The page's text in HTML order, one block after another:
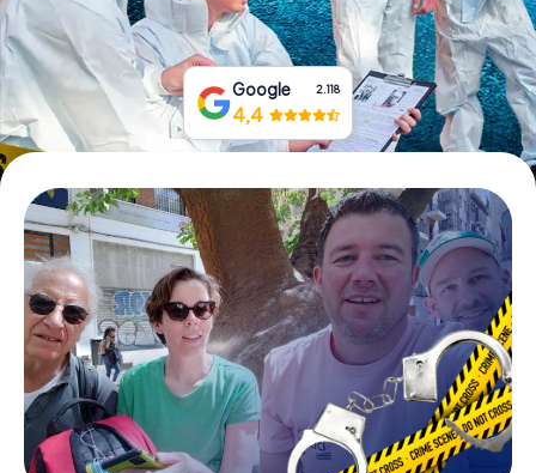
Gutscheine bestellen
Google 2.118
4,4